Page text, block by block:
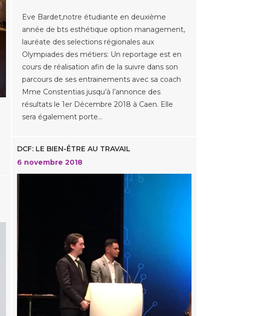
Eve Bardet,notre étudiante en deuxième
année de bts esthétique option management,
lauréate des selections régionales aux
Olympiades des métiers: Un reportage est en
cours de réalisation afin de la suivre dans son
parcours de ses entrainements avec sa coach
Mme Constentias jusqu’à l’annonce des
résultats le 1er Décembre 2018 à Caen. Elle
sera également porte…
DCF: LE BIEN-ÊTRE AU TRAVAIL
6 novembre 2018